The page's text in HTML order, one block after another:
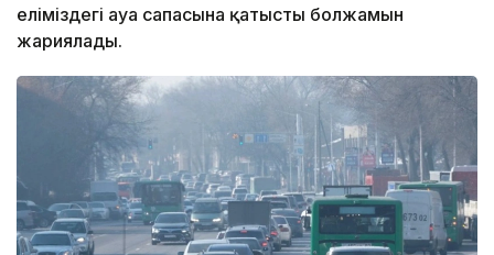
еліміздегі ауа сапасына қатысты болжамын
жариялады.